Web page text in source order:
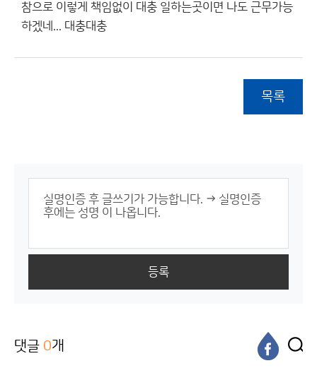
참으로 이렇게 책임없이 대충 일하는곳이면 나도 근무가능
하겠네... 대충대충
목록
등록
댓글 0개